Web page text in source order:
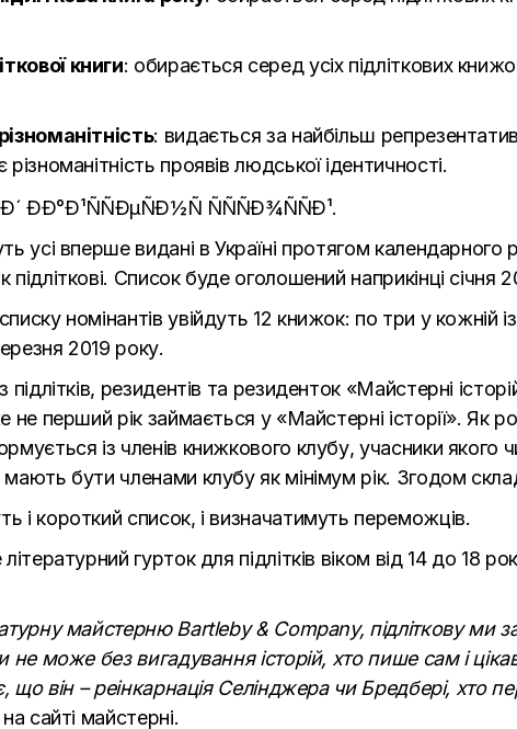
книги: обирається серед усіх підліткових
: видається за найбільш
проявів людської ідентичності.
усі вперше видані в Україні протягом календарного
Список буде оголошений наприкінці січня
номінантів увійдуть 12 книжок: по три у кожній
2019 року.
підлітків, резидентів та резиденток «Майстерні
перший рік займається у «Майстерні історії». Як
із членів книжкового клубу, учасники
бути членами клубу як мінімум рік. Згодом
і короткий список, і визначатимуть переможців.
гурток для підлітків віком від 14 до 18
майстерню Bartleby & Company, підліткову ми
не може без вигадування історій, хто пише сам і
що він – реінкарнація Селінджера чи Бредбері, хто
сайті майстерні.